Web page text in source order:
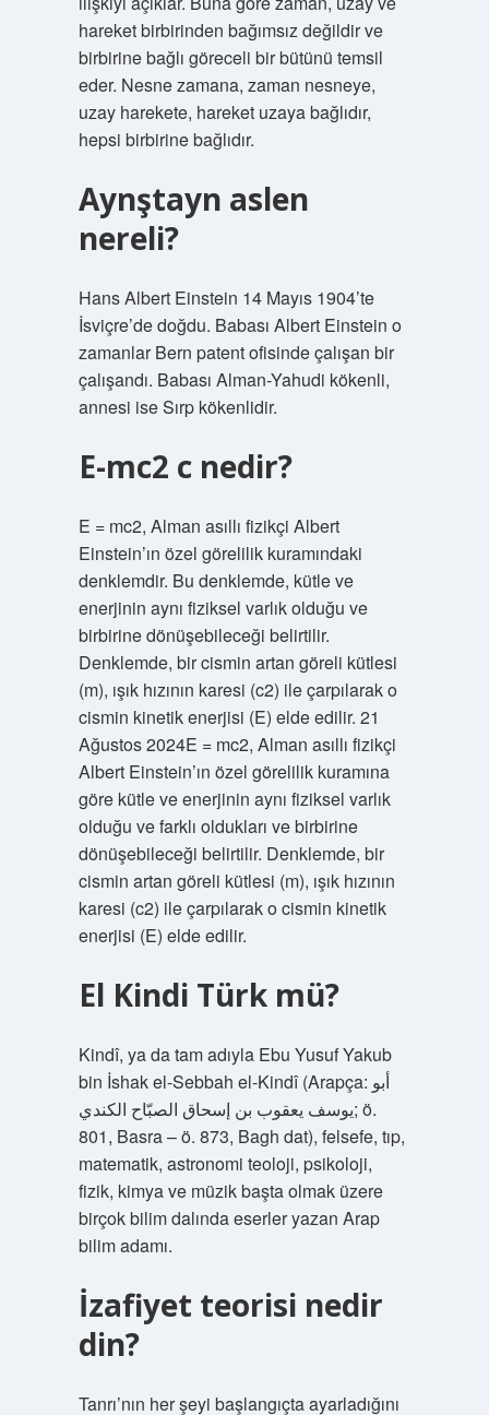
hareket birbirinden bağımsız değildir ve
birbirine bağlı göreceli bir bütünü temsil
eder. Nesne zamana, zaman nesneye,
uzay harekete, hareket uzaya bağlıdır,
hepsi birbirine bağlıdır.
Aynştayn aslen
nereli?
Hans Albert Einstein 14 Mayıs 1904’te
İsviçre’de doğdu. Babası Albert Einstein o
zamanlar Bern patent ofisinde çalışan bir
çalışandı. Babası Alman-Yahudi kökenli,
annesi ise Sırp kökenlidir.
E-mc2 c nedir?
E = mc2, Alman asıllı fizikçi Albert
Einstein’ın özel görelilik kuramındaki
denklemdir. Bu denklemde, kütle ve
enerjinin aynı fiziksel varlık olduğu ve
birbirine dönüşebileceği belirtilir.
Denklemde, bir cismin artan göreli kütlesi
(m), ışık hızının karesi (c2) ile çarpılarak o
cismin kinetik enerjisi (E) elde edilir. 21
Ağustos 2024E = mc2, Alman asıllı fizikçi
Albert Einstein’ın özel görelilik kuramına
göre kütle ve enerjinin aynı fiziksel varlık
olduğu ve farklı oldukları ve birbirine
dönüşebileceği belirtilir. Denklemde, bir
cismin artan göreli kütlesi (m), ışık hızının
karesi (c2) ile çarpılarak o cismin kinetik
enerjisi (E) elde edilir.
El Kindi Türk mü?
Kindî, ya da tam adıyla Ebu Yusuf Yakub
bin İshak el-Sebbah el-Kindî (Arapça: أبو
يوسف يعقوب بن إسحاق الصبّاح الكندي; ö.
801, Basra – ö. 873, Bagh dat), felsefe, tıp,
matematik, astronomi teoloji, psikoloji,
fizik, kimya ve müzik başta olmak üzere
birçok bilim dalında eserler yazan Arap
bilim adamı.
İzafiyet teorisi nedir
din?
Tanrı’nın her şeyi başlangıçta ayarladığını